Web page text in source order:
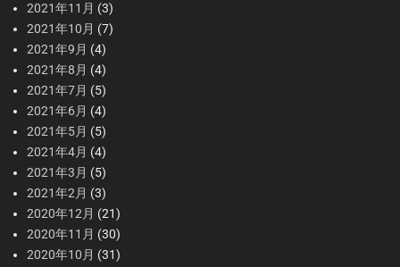
2021年11月 (3)
2021年10月 (7)
2021年9月 (4)
2021年8月 (4)
2021年7月 (5)
2021年6月 (4)
2021年5月 (5)
2021年4月 (4)
2021年3月 (5)
2021年2月 (3)
2020年12月 (21)
2020年11月 (30)
2020年10月 (31)